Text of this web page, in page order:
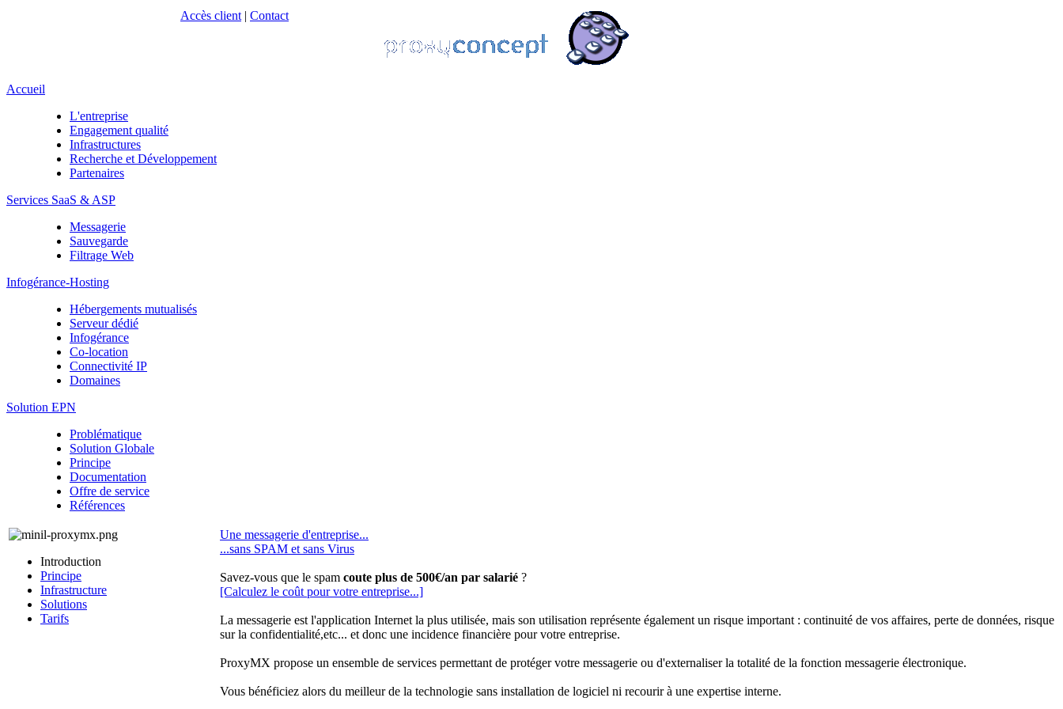
Accès client | Contact
Accueil
L'entreprise
Engagement qualité
Infrastructures
Recherche et Développement
Partenaires
Services SaaS & ASP
Messagerie
Sauvegarde
Filtrage Web
Infogérance-Hosting
Hébergements mutualisés
Serveur dédié
Infogérance
Co-location
Connectivité IP
Domaines
Solution EPN
Problématique
Solution Globale
Principe
Documentation
Offre de service
Références
Introduction
Principe
Infrastructure
Solutions
Tarifs
Une messagerie d'entreprise...
...sans SPAM et sans Virus
Savez-vous que le spam coute plus de 500€/an par salarié ?
[Calculez le coût pour votre entreprise...]
La messagerie est l'application Internet la plus utilisée, mais son utilisation représente également un risque important : continuité de vos affaires, perte de données, risque
sur la confidentialité,etc... et donc une incidence financière pour votre entreprise.
ProxyMX propose un ensemble de services permettant de protéger votre messagerie ou d'externaliser la totalité de la fonction messagerie électronique.
Vous bénéficiez alors du meilleur de la technologie sans installation de logiciel ni recourir à une expertise interne.